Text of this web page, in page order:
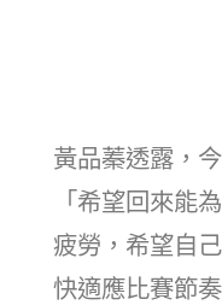
黃品蓁透露，
「希望回來能
疲勞，希望自
快適應比賽節奏